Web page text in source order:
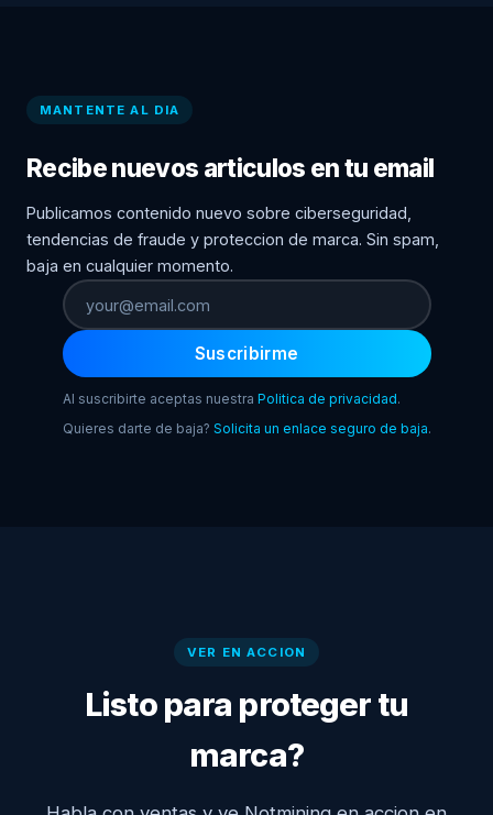
MANTENTE AL DIA
Recibe nuevos articulos en tu email
Publicamos contenido nuevo sobre ciberseguridad,
tendencias de fraude y proteccion de marca. Sin spam,
baja en cualquier momento.
Suscribirme
Al suscribirte aceptas nuestra Politica de privacidad.
Quieres darte de baja? Solicita un enlace seguro de baja.
VER EN ACCION
Listo para proteger tu
marca?